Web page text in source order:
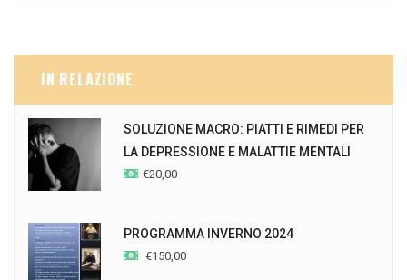
IN RELAZIONE
SOLUZIONE MACRO: PIATTI E RIMEDI PER
LA DEPRESSIONE E MALATTIE MENTALI
€20,00
PROGRAMMA INVERNO 2024
€150,00